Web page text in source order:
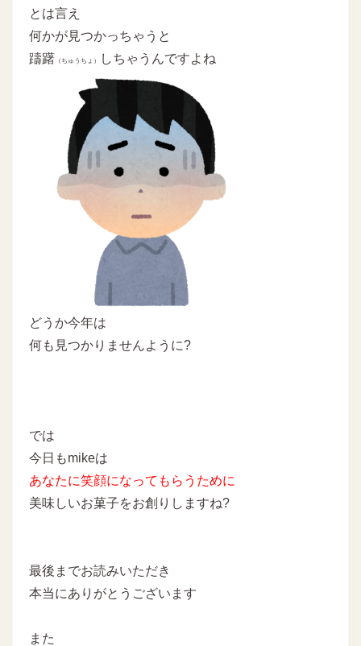
とは言え
何かが見つかっちゃうと
躊躇 （ちゅうちょ） しちゃうんですよね
どうか今年は
何も見つかりませんように?
では
今日もmikeは
あなたに笑顔になってもらうために
美味しいお菓子をお創りしますね?
最後までお読みいただき
本当にありがとうございます
また